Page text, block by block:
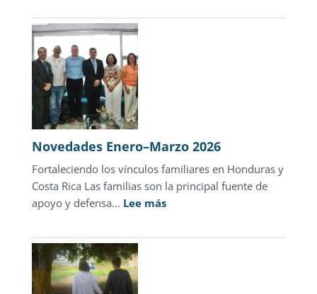
abril
Novedades Enero–Marzo 2026
Fortaleciendo los vínculos familiares en Honduras y
Costa Rica Las familias son la principal fuente de
apoyo y defensa... Lee más:
Enero–